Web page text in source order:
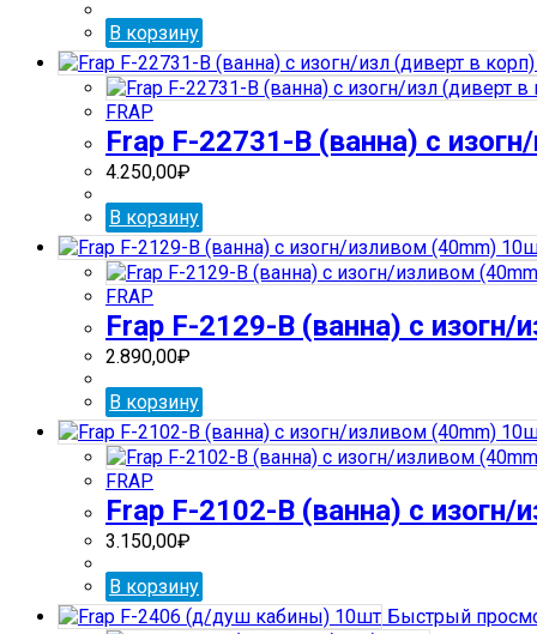
В корзину
FRAP
Frap F-22731-В (ванна) с
4.250,00₽
В корзину
FRAP
Frap F-2129-В (ванна) с
2.890,00₽
В корзину
FRAP
Frap F-2102-В (ванна) с
3.150,00₽
В корзину
Быстрый